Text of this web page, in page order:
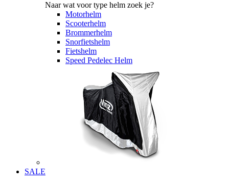
Naar wat voor type helm zoek je?
Motorhelm
Scooterhelm
Brommerhelm
Snorfietshelm
Fietshelm
Speed Pedelec Helm
SALE